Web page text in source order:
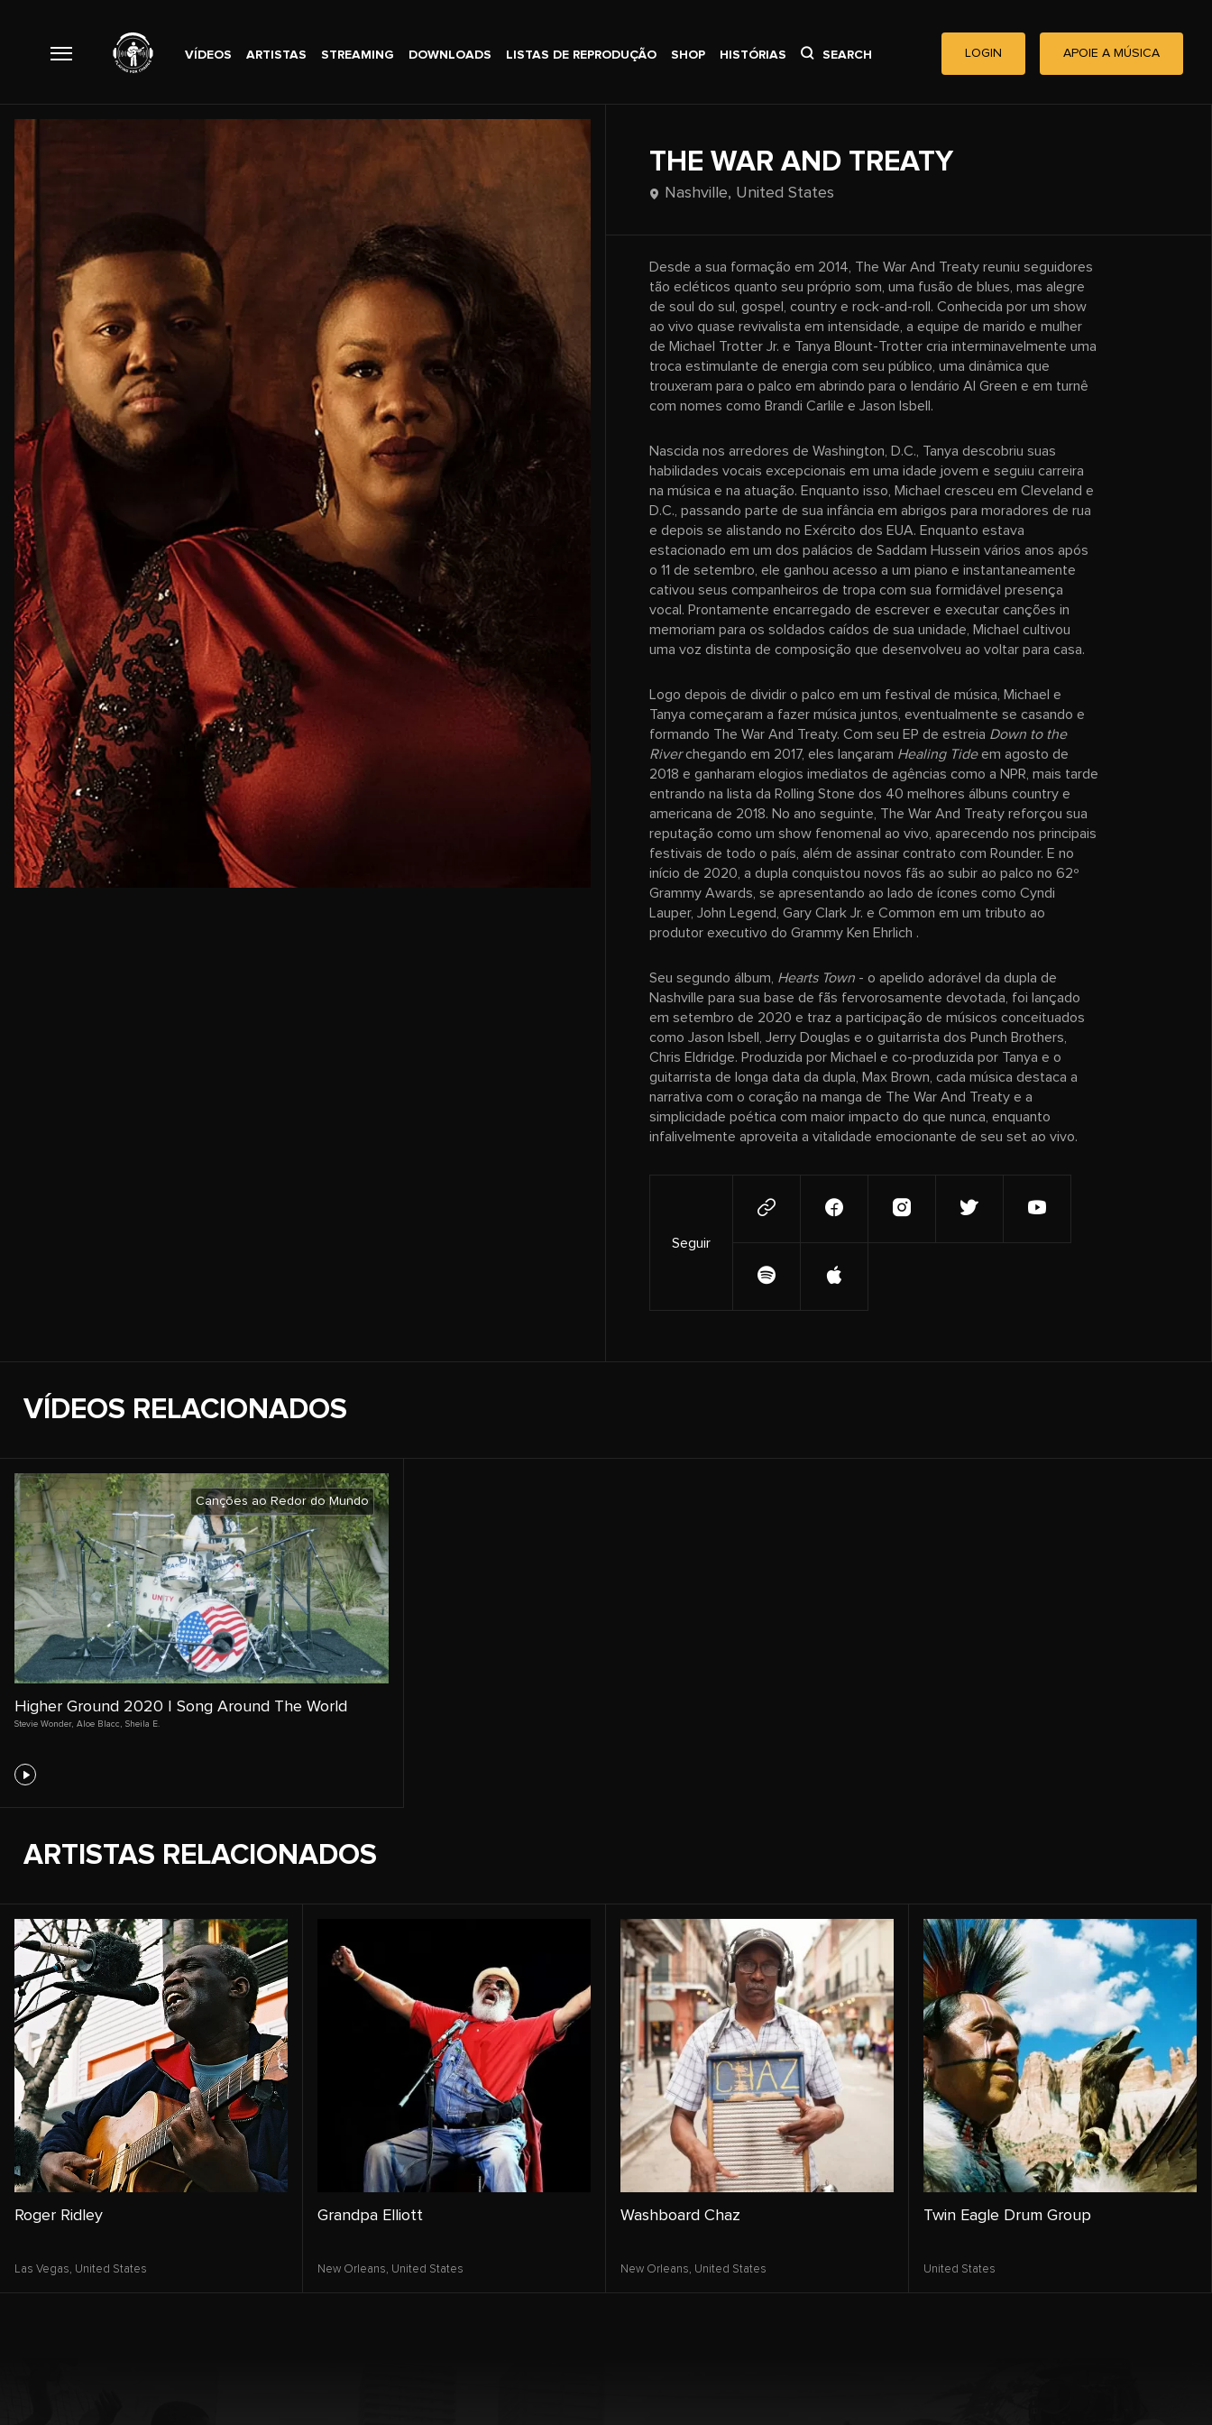
VÍDEOS ARTISTAS STREAMING DOWNLOADS LISTAS DE REPRODUÇÃO SHOP HISTÓRIAS SEARCH LOGIN APOIE A MÚSICA
THE WAR AND TREATY
Nashville, United States
Desde a sua formação em 2014, The War And Treaty reuniu seguidores
tão ecléticos quanto seu próprio som, uma fusão de blues, mas alegre
de soul do sul, gospel, country e rock-and-roll. Conhecida por um show
ao vivo quase revivalista em intensidade, a equipe de marido e mulher
de Michael Trotter Jr. e Tanya Blount-Trotter cria interminavelmente uma
troca estimulante de energia com seu público, uma dinâmica que
trouxeram para o palco em abrindo para o lendário Al Green e em turnê
com nomes como Brandi Carlile e Jason Isbell.
Nascida nos arredores de Washington, D.C., Tanya descobriu suas
habilidades vocais excepcionais em uma idade jovem e seguiu carreira
na música e na atuação. Enquanto isso, Michael cresceu em Cleveland e
D.C., passando parte de sua infância em abrigos para moradores de rua
e depois se alistando no Exército dos EUA. Enquanto estava
estacionado em um dos palácios de Saddam Hussein vários anos após
o 11 de setembro, ele ganhou acesso a um piano e instantaneamente
cativou seus companheiros de tropa com sua formidável presença
vocal. Prontamente encarregado de escrever e executar canções in
memoriam para os soldados caídos de sua unidade, Michael cultivou
uma voz distinta de composição que desenvolveu ao voltar para casa.
Logo depois de dividir o palco em um festival de música, Michael e
Tanya começaram a fazer música juntos, eventualmente se casando e
formando The War And Treaty. Com seu EP de estreia Down to the
Riverchegando em 2017, eles lançaram Healing Tideem agosto de
2018 e ganharam elogios imediatos de agências como a NPR, mais tarde
entrando na lista da Rolling Stone dos 40 melhores álbuns country e
americana de 2018. No ano seguinte, The War And Treaty reforçou sua
reputação como um show fenomenal ao vivo, aparecendo nos principais
festivais de todo o país, além de assinar contrato com Rounder. E no
início de 2020, a dupla conquistou novos fãs ao subir ao palco no 62º
Grammy Awards, se apresentando ao lado de ícones como Cyndi
Lauper, John Legend, Gary Clark Jr. e Common em um tributo ao
produtor executivo do Grammy Ken Ehrlich .
Seu segundo álbum, Hearts Town - o apelido adorável da dupla de
Nashville para sua base de fãs fervorosamente devotada, foi lançado
em setembro de 2020 e traz a participação de músicos conceituados
como Jason Isbell, Jerry Douglas e o guitarrista dos Punch Brothers,
Chris Eldridge. Produzida por Michael e co-produzida por Tanya e o
guitarrista de longa data da dupla, Max Brown, cada música destaca a
narrativa com o coração na manga de The War And Treaty e a
simplicidade poética com maior impacto do que nunca, enquanto
infalivelmente aproveita a vitalidade emocionante de seu set ao vivo.
Seguir
VÍDEOS RELACIONADOS
Canções ao Redor do Mundo
Higher Ground 2020 | Song Around The World
Stevie Wonder, Aloe Blacc , Sheila E.
ARTISTAS RELACIONADOS
Roger Ridley
Las Vegas, United States
Grandpa Elliott
New Orleans, United States
Washboard Chaz
New Orleans, United States
Twin Eagle Drum Group
United States